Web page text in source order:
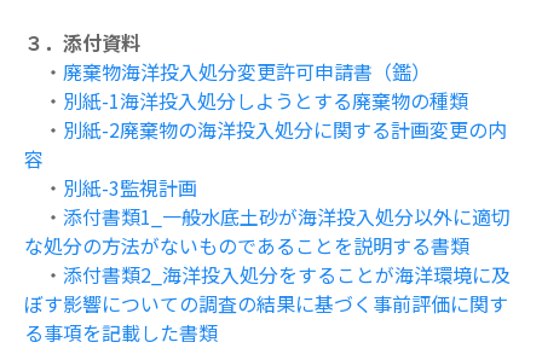
３．添付資料
・ 廃棄物海洋投入処分変更許可申請書（鑑）
・ 別紙-1海洋投入処分しようとする廃棄物の種類
・ 別紙-2廃棄物の海洋投入処分に関する計画変更の内
容
・ 別紙-3監視計画
・ 添付書類1_一般水底土砂が海洋投入処分以外に適切
な処分の方法がないものであることを説明する書類
・ 添付書類2_海洋投入処分をすることが海洋環境に及
ぼす影響についての調査の結果に基づく事前評価に関す
る事項を記載した書類